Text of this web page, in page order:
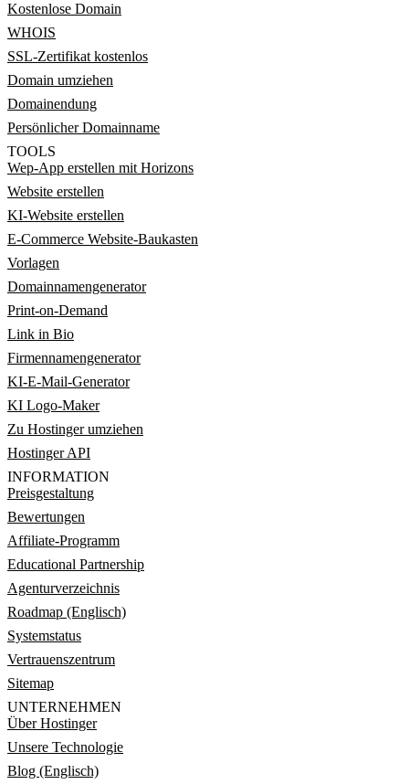
Kostenlose Domain
WHOIS
SSL-Zertifikat kostenlos
Domain umziehen
Domainendung
Persönlicher Domainname
TOOLS
Wep-App erstellen mit Horizons
Website erstellen
KI-Website erstellen
E-Commerce Website-Baukasten
Vorlagen
Domainnamengenerator
Print-on-Demand
Link in Bio
Firmennamengenerator
KI-E-Mail-Generator
KI Logo-Maker
Zu Hostinger umziehen
Hostinger API
INFORMATION
Preisgestaltung
Bewertungen
Affiliate-Programm
Educational Partnership
Agenturverzeichnis
Roadmap (Englisch)
Systemstatus
Vertrauenszentrum
Sitemap
UNTERNEHMEN
Über Hostinger
Unsere Technologie
Blog (Englisch)